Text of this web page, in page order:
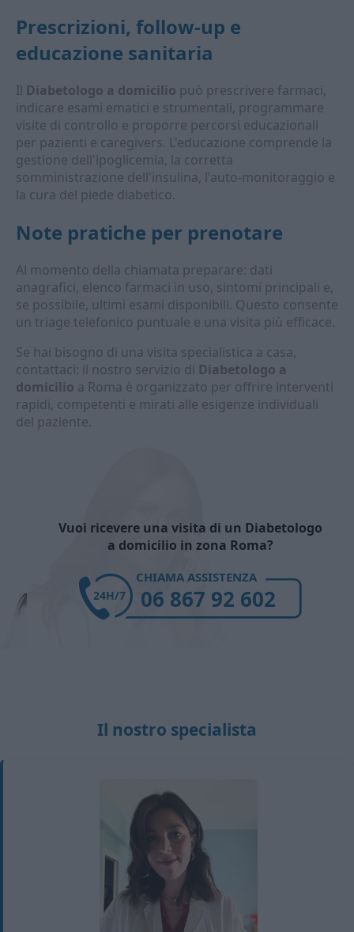
Prescrizioni, follow-up e
educazione sanitaria
Il Diabetologo a domicilio può prescrivere farmaci,
indicare esami ematici e strumentali, programmare
visite di controllo e proporre percorsi educazionali
per pazienti e caregivers. L'educazione comprende la
gestione dell'ipoglicemia, la corretta
somministrazione dell'insulina, l'auto-monitoraggio e
la cura del piede diabetico.
Note pratiche per prenotare
Al momento della chiamata preparare: dati
anagrafici, elenco farmaci in uso, sintomi principali e,
se possibile, ultimi esami disponibili. Questo consente
un triage telefonico puntuale e una visita più efficace.
Se hai bisogno di una visita specialistica a casa,
contattaci: il nostro servizio di Diabetologo a
domicilio a Roma è organizzato per offrire interventi
rapidi, competenti e mirati alle esigenze individuali
del paziente.
Vuoi ricevere una visita di un Diabetologo
a domicilio in zona Roma?
CHIAMA ASSISTENZA
06 867 92 602
24H/7
Il nostro specialista